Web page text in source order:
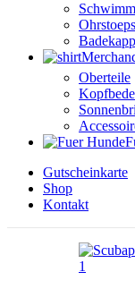
Oberteile
Gutscheinkarte
Shop
Kontakt